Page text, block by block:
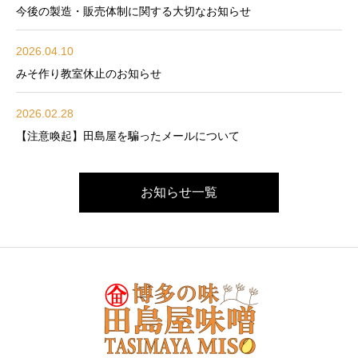
今後の製造・販売体制に関する大切なお知らせ
2026.04.10
みそ作り教室休止のお知らせ
2026.02.28
【注意喚起】田島屋を騙ったメールについて
お知らせ一覧